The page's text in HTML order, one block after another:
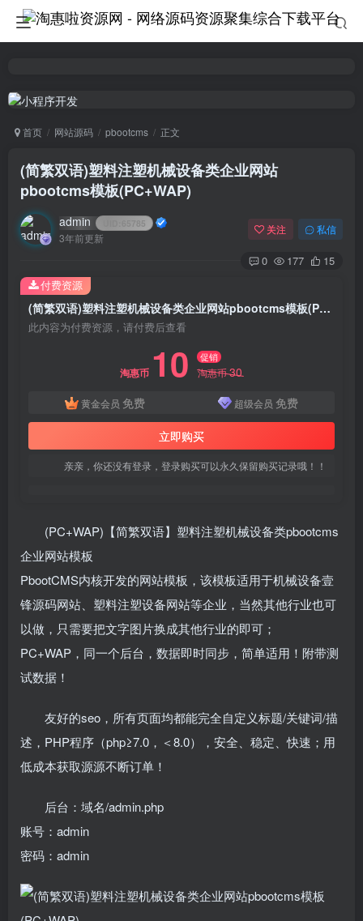
首页 网站源码 pbootcms 正文
(简繁双语)塑料注塑机械设备类企业网站
pbootcms模板(PC+WAP)
admin 65785
3年前更新
关注 私信
0 177 15
(简繁双语)塑料注塑机械设备类企业网站pbootcms模板(PC+WAP)
此内容为付费资源，请付费后查看
淘惠币 10 促销
淘惠币30
黄金会员 免费 超级会员 免费
立即购买
亲亲，你还没有登录，登录购买可以永久保留购买记录哦！！
付费资源
(PC+WAP)【简繁双语】塑料注塑机械设备类pbootcms
企业网站模板
PbootCMS内核开发的网站模板，该模板适用于机械设备壹
锋源码网站、塑料注塑设备网站等企业，当然其他行业也可
以做，只需要把文字图片换成其他行业的即可；
PC+WAP，同一个后台，数据即时同步，简单适用！附带测
试数据！
友好的seo，所有页面均都能完全自定义标题/关键词/描
述，PHP程序（php≥7.0，＜8.0），安全、稳定、快速；用
低成本获取源源不断订单！
后台：域名/admin.php
账号：admin
密码：admin